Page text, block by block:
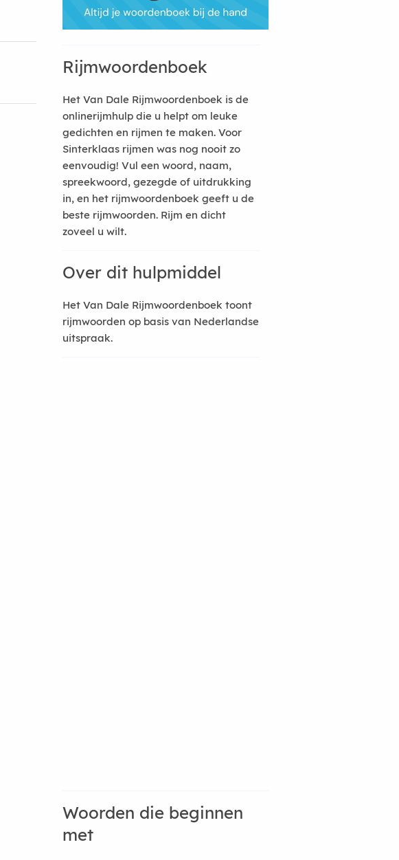
Rijmwoordenboek
Het Van Dale Rijmwoordenboek is de
onlinerijmhulp die u helpt om leuke
gedichten en rijmen te maken. Voor
Sinterklaas rijmen was nog nooit zo
eenvoudig! Vul een woord, naam,
spreekwoord, gezegde of uitdrukking
in, en het rijmwoordenboek geeft u de
beste rijmwoorden. Rijm en dicht
zoveel u wilt.
Over dit hulpmiddel
Het Van Dale Rijmwoordenboek toont
rijmwoorden op basis van Nederlandse
uitspraak.
Woorden die beginnen
met